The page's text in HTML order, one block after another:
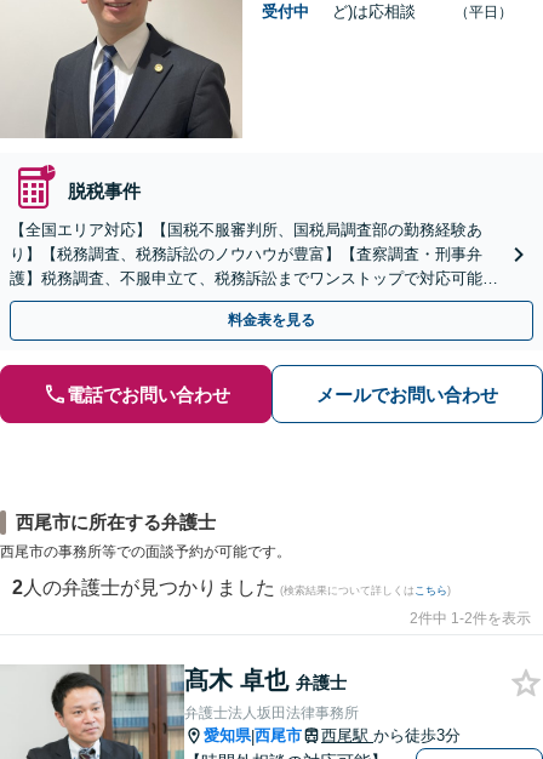
受付中
ど)は応相談
（平日）
脱税事件
【全国エリア対応】【国税不服審判所、国税局調査部の勤務経験あ
り】【税務調査、税務訴訟のノウハウが豊富】【査察調査・刑事弁
護】税務調査、不服申立て、税務訴訟までワンストップで対応可能！
事業承継にも対応【休日・夜間相談可】
料金表を見る
電話でお問い合わせ メールでお問い合わせ
西尾市に所在する弁護士
西尾市の事務所等での面談予約が可能です。
2 人の弁護士が見つかりました (検索結果について詳しくは こちら)
2件中 1-2件を表示
髙木 卓也 弁護士
弁護士法人坂田法律事務所
愛知県|西尾市 西尾駅 から徒歩3分